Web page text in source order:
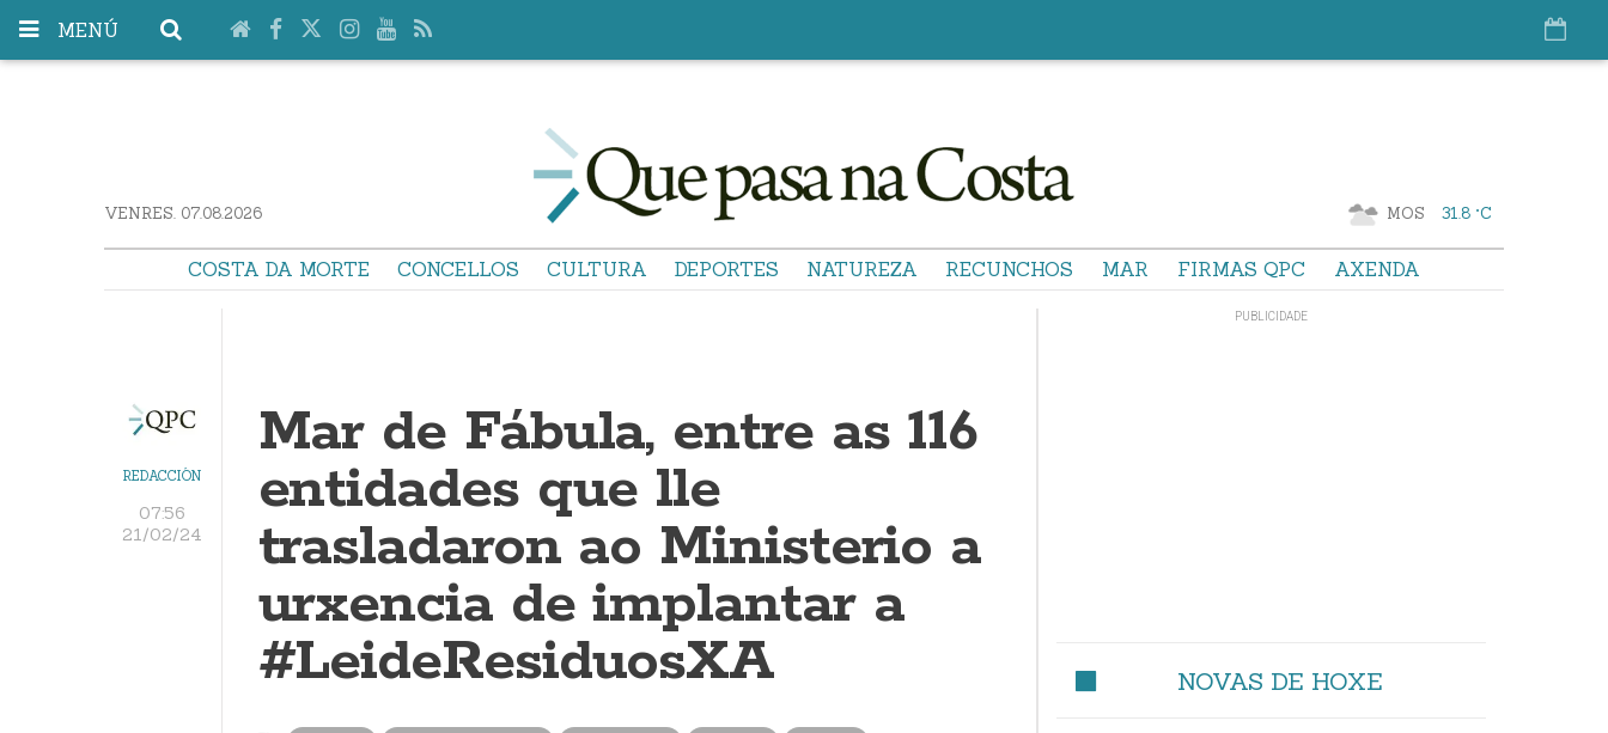
MENÚ
VENRES. 07.08.2026 MOS 31.8 °C
COSTA DA MORTE CONCELLOS CULTURA DEPORTES NATUREZA RECUNCHOS MAR FIRMAS QPC AXENDA
REDACCIÓN
07:56
21/02/24
Mar de Fábula, entre as 116
entidades que lle
trasladaron ao Ministerio a
urxencia de implantar a
#LeideResiduosXA NOVAS DE HOXE